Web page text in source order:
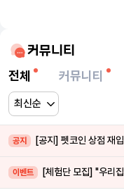
커뮤니티
전체
커뮤니티
공지 [공지] 펫코인 상점 재
이벤트 [체험단 모집] "우리